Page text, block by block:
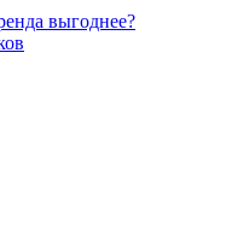
выгоднее?